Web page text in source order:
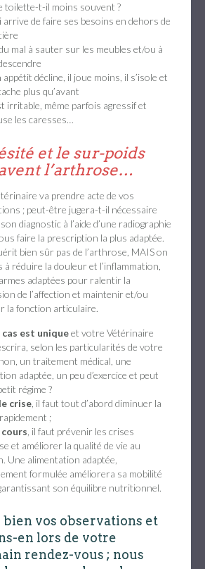
toilette-t-il moins souvent ?
arrive de faire ses besoins en dehors de
mal à sauter sur les meubles et/ou à
appétit décline, il joue moins, il s’isole et
plus qu’avant
irritable, même parfois agressif et
les caresses…
et le sur-poids
l’arthrose…
va prendre acte de vos
; peut-être jugera-t-il nécessaire
diagnostic à l’aide d’une radiographie
faire la prescription la plus adaptée.
bien sûr pas de l’arthrose, MAIS on
à réduire la douleur et l’inflammation,
adaptées pour ralentir la
de l’affection et maintenir et/ou
la fonction articulaire.
cas est uniqueet votre Vétérinaire
selon les particularités de votre
un traitement médical, une
adaptée, un peu d’exercice et peut
régime ?
crise , il faut tout d’abord diminuer la
;
, il faut prévenir les crises
et améliorer la qualité de vie au
Une alimentation adaptée,
formulée améliorera sa mobilité
son équilibre nutritionnel.
bien vos observations et
en lors de votre
rendez-vous ; nous